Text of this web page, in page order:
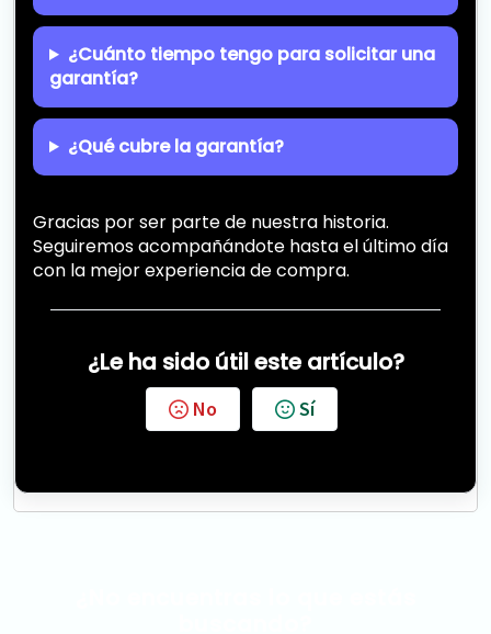
¿Cuánto tiempo tengo para solicitar una
garantía?
¿Qué cubre la garantía?
Gracias por ser parte de nuestra historia.
Seguiremos acompañándote hasta el último día
con la mejor experiencia de compra.
¿Le ha sido útil este artículo?
No Sí